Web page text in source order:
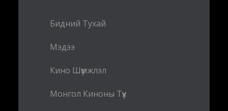
Бидний Тухай
Мэдээ
Кино Шүүмжлэл
Монгол Киноны Түүх